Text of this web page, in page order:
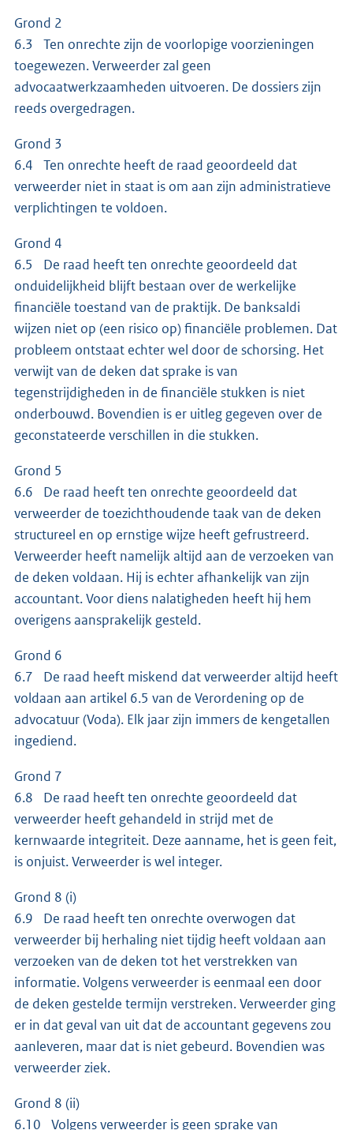
Grond 2
6.3 Ten onrechte zijn de voorlopige voorzieningen
toegewezen. Verweerder zal geen
advocaatwerkzaamheden uitvoeren. De dossiers zijn
reeds overgedragen.
Grond 3
6.4 Ten onrechte heeft de raad geoordeeld dat
verweerder niet in staat is om aan zijn administratieve
verplichtingen te voldoen.
Grond 4
6.5 De raad heeft ten onrechte geoordeeld dat
onduidelijkheid blijft bestaan over de werkelijke
financiële toestand van de praktijk. De banksaldi
wijzen niet op (een risico op) financiële problemen. Dat
probleem ontstaat echter wel door de schorsing. Het
verwijt van de deken dat sprake is van
tegenstrijdigheden in de financiële stukken is niet
onderbouwd. Bovendien is er uitleg gegeven over de
geconstateerde verschillen in die stukken.
Grond 5
6.6 De raad heeft ten onrechte geoordeeld dat
verweerder de toezichthoudende taak van de deken
structureel en op ernstige wijze heeft gefrustreerd.
Verweerder heeft namelijk altijd aan de verzoeken van
de deken voldaan. Hij is echter afhankelijk van zijn
accountant. Voor diens nalatigheden heeft hij hem
overigens aansprakelijk gesteld.
Grond 6
6.7 De raad heeft miskend dat verweerder altijd heeft
voldaan aan artikel 6.5 van de Verordening op de
advocatuur (Voda). Elk jaar zijn immers de kengetallen
ingediend.
Grond 7
6.8 De raad heeft ten onrechte geoordeeld dat
verweerder heeft gehandeld in strijd met de
kernwaarde integriteit. Deze aanname, het is geen feit,
is onjuist. Verweerder is wel integer.
Grond 8 (i)
6.9 De raad heeft ten onrechte overwogen dat
verweerder bij herhaling niet tijdig heeft voldaan aan
verzoeken van de deken tot het verstrekken van
informatie. Volgens verweerder is eenmaal een door
de deken gestelde termijn verstreken. Verweerder ging
er in dat geval van uit dat de accountant gegevens zou
aanleveren, maar dat is niet gebeurd. Bovendien was
verweerder ziek.
Grond 8 (ii)
6.10 Volgens verweerder is geen sprake van